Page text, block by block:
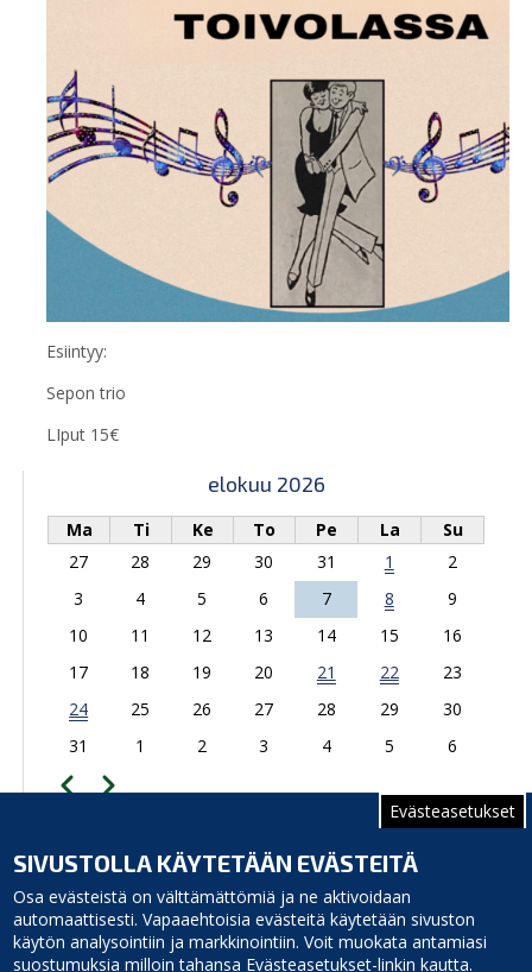
Evästeasetukset
SIVUSTOLLA KÄYTETÄÄN EVÄSTEITÄ
Osa evästeistä on välttämättömiä ja ne aktivoidaan
automaattisesti. Vapaaehtoisia evästeitä käytetään sivuston
käytön analysointiin ja markkinointiin. Voit muokata antamiasi
suostumuksia milloin tahansa Evästeasetukset-linkin kautta.
Esiintyy:
Sepon trio
LIput 15€
elokuu 2026
Ma Ti Ke To Pe La
Su
27
28 29 30 31 1
2
3
4 5 6 7 8
9
10
11 12 13 14 15
16
17
18 19 20 21 22
23
24
25 26 27 28 29
30
31
1 2 3 4 5
6
Sivutus
EdellinenSeuraava
Relletintie 47, 92350 Revonlahti